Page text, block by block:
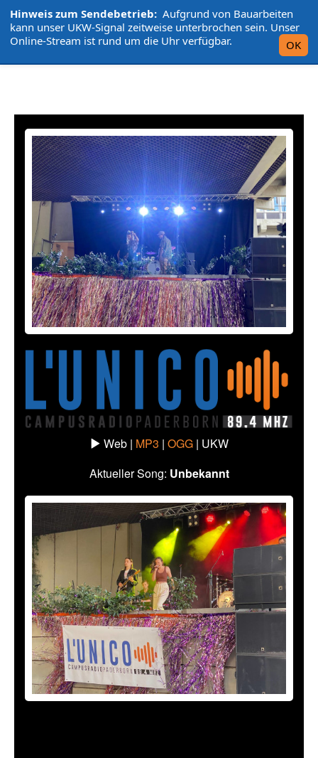
Hinweis zum Sendebetrieb: Aufgrund von Bauarbeiten
kann unser UKW-Signal zeitweise unterbrochen sein. Unser
Online-Stream ist rund um die Uhr verfügbar.
OK
L'UniCo
Web | MP3 | OGG | UKW
Aktueller Song: Unbekannt